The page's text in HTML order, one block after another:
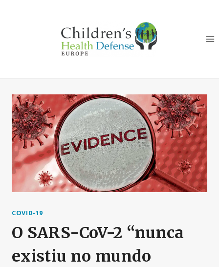
COVID-19
O SARS-CoV-2 “nunca
existiu no mundo